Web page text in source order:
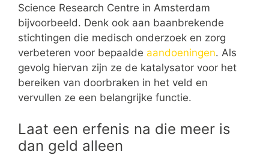
Science Research Centre in Amsterdam
bijvoorbeeld. Denk ook aan baanbrekende
stichtingen die medisch onderzoek en zorg
verbeteren voor bepaalde aandoeningen. Als
gevolg hiervan zijn ze de katalysator voor het
bereiken van doorbraken in het veld en
vervullen ze een belangrijke functie.
Laat een erfenis na die meer is
dan geld alleen